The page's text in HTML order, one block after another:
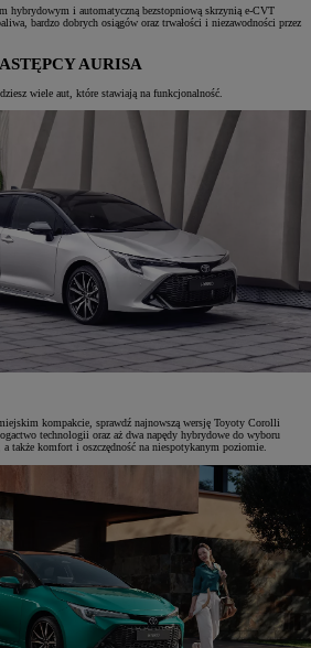
hybrydowym i automatyczną bezstopniową skrzynią e-CVT
bardzo dobrych osiągów oraz trwałości i niezawodności przez
AURISA
wiele aut, które stawiają na funkcjonalność.
kompakcie, sprawdź najnowszą wersję Toyoty Corolli
technologii oraz aż dwa napędy hybrydowe do wyboru
a także komfort i oszczędność na niespotykanym poziomie.